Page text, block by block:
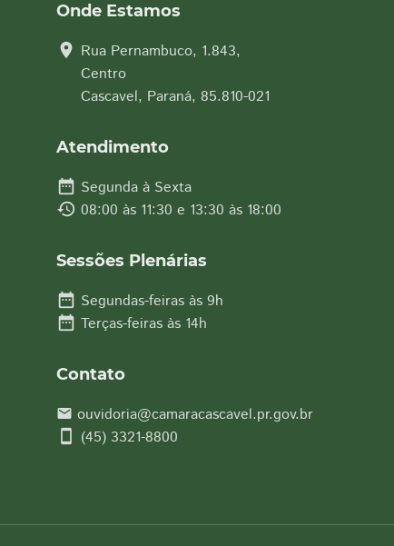
Onde Estamos
location_on Rua Pernambuco, 1.843,
Centro
Cascavel, Paraná, 85.810-021
Atendimento
date_range Segunda à Sexta
history 08:00 às 11:30 e 13:30 às 18:00
Sessões Plenárias
date_range Segundas-feiras às 9h
date_range Terças-feiras às 14h
Contato
email ouvidoria@camaracascavel.pr.gov.br
smartphone (45) 3321-8800